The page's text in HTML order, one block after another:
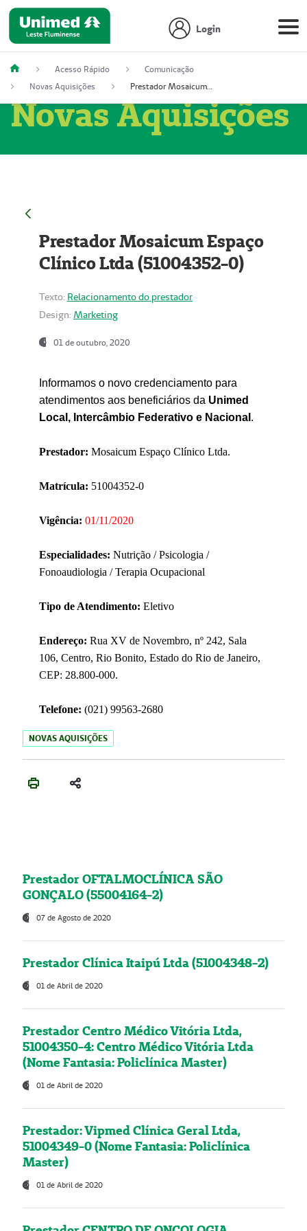
Login
Acesso Rápido
Comunicação
Novas Aquisições
Prestador Mosaicum Espaço Clínico Ltda (51004352-0)
Novas Aquisições
Prestador Mosaicum Espaço
Clínico Ltda (51004352-0)
Texto: Relacionamento do prestador
Design: Marketing
01 de outubro, 2020
Informamos o novo credenciamento para
atendimentos aos beneficiários da Unimed
Local, Intercâmbio Federativo e Nacional .
Prestador: Mosaicum Espaço Clínico Ltda.
Matrícula: 51004352-0
Vigência: 01/11/2020
Especialidades: Nutrição / Psicologia /
Fonoaudiologia / Terapia Ocupacional
Tipo de Atendimento: Eletivo
Endereço: Rua XV de Novembro, nº 242, Sala
106, Centro, Rio Bonito, Estado do Rio de Janeiro,
CEP: 28.800-000.
Telefone: (021) 99563-2680
NOVAS AQUISIÇÕES
Prestador OFTALMOCLÍNICA SÃO
GONÇALO (55004164-2)
07 de Agosto de 2020
Prestador Clínica Itaipú Ltda (51004348-2)
01 de Abril de 2020
Prestador Centro Médico Vitória Ltda,
51004350-4: Centro Médico Vitória Ltda
(Nome Fantasia: Policlínica Master)
01 de Abril de 2020
Prestador: Vipmed Clínica Geral Ltda,
51004349-0 (Nome Fantasia: Policlínica
Master)
01 de Abril de 2020